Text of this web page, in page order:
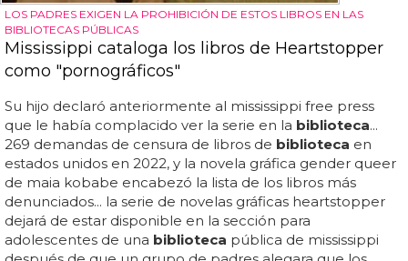
LOS PADRES EXIGEN LA PROHIBICIÓN DE ESTOS LIBROS EN LAS
BIBLIOTECAS PÚBLICAS
Mississippi cataloga los libros de Heartstopper
como "pornográficos"
Su hijo declaró anteriormente al mississippi free press
que le había complacido ver la serie en la biblioteca...
269 demandas de censura de libros de biblioteca en
estados unidos en 2022, y la novela gráfica gender queer
de maia kobabe encabezó la lista de los libros más
denunciados... la serie de novelas gráficas heartstopper
dejará de estar disponible en la sección para
adolescentes de una biblioteca pública de mississippi